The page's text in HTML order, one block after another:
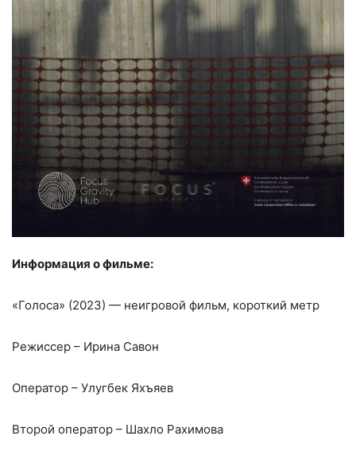
Информация о фильме:
«Голоса» (2023) — неигровой фильм, короткий метр
Режиссер – Ирина Савон
Оператор – Улугбек Яхъяев
Второй оператор – Шахло Рахимова